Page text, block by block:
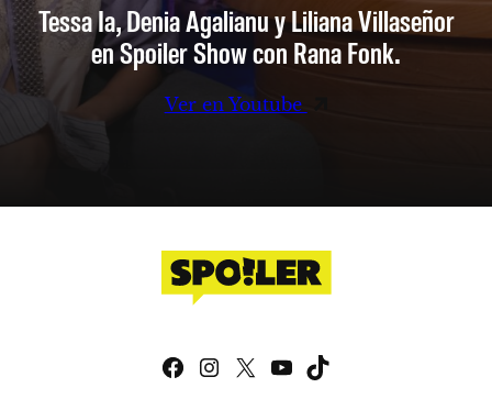
Tessa Ia, Denia Agalianu y Liliana Villaseñor
en Spoiler Show con Rana Fonk.
Ver en Youtube
Facebook
Instagram
X YouTube